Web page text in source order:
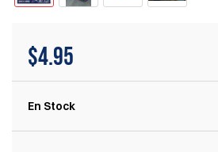
$4.95
En Stock